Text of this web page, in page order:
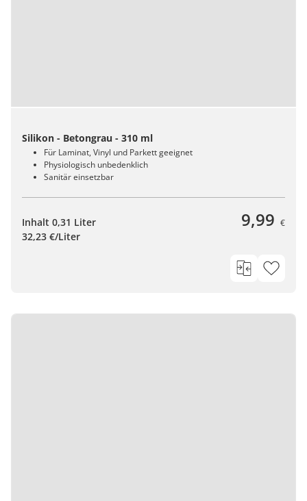
Silikon - Betongrau - 310 ml
Für Laminat, Vinyl und Parkett geeignet
Physiologisch unbedenklich
Sanitär einsetzbar
Inhalt 0,31 Liter
32,23 €/Liter
9,99 €